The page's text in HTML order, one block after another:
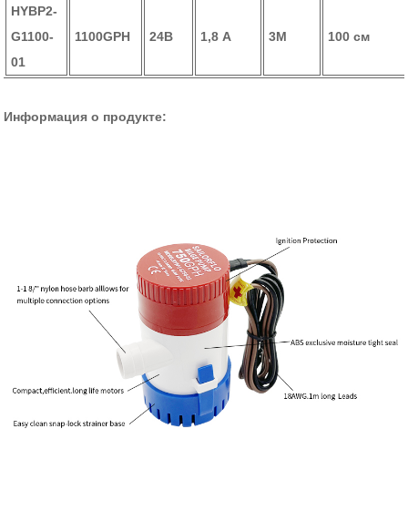
HYBP2-
G1100-
01
1100GPH 24В 1,8 А 3М 100 см
Информация о продукте: